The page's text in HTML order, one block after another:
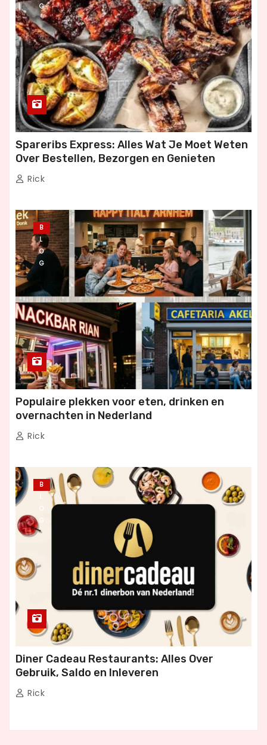
G
Spareribs Express: Alles Wat Je Moet Weten
Over Bestellen, Bezorgen en Genieten
Rick
B
L
O
G
Populaire plekken voor eten, drinken en
overnachten in Nederland
Rick
B
L
O
G
Diner Cadeau Restaurants: Alles Over
Gebruik, Saldo en Inleveren
Rick